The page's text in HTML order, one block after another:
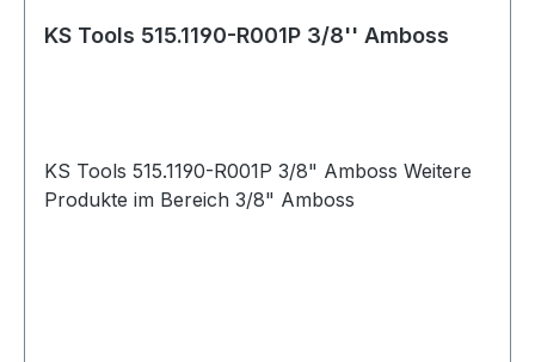
KS Tools 515.1190-R001P 3/8'' Amboss
KS Tools 515.1190-R001P 3/8" Amboss Weitere
Produkte im Bereich 3/8" Amboss